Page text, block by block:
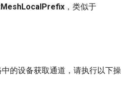
，类似于
的设备获取通道，请执行以下操